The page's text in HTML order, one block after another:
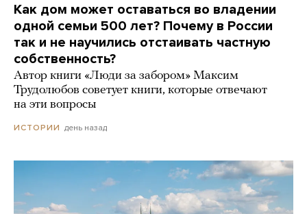
Как дом может оставаться во владении
одной семьи 500 лет? Почему в России
так и не научились отстаивать частную
собственность?
Автор книги «Люди за забором» Максим
Трудолюбов советует книги, которые отвечают
на эти вопросы
ИСТОРИИ день назад